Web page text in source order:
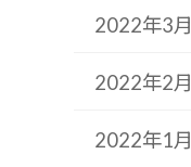
2022年3月
2022年2月
2022年1月